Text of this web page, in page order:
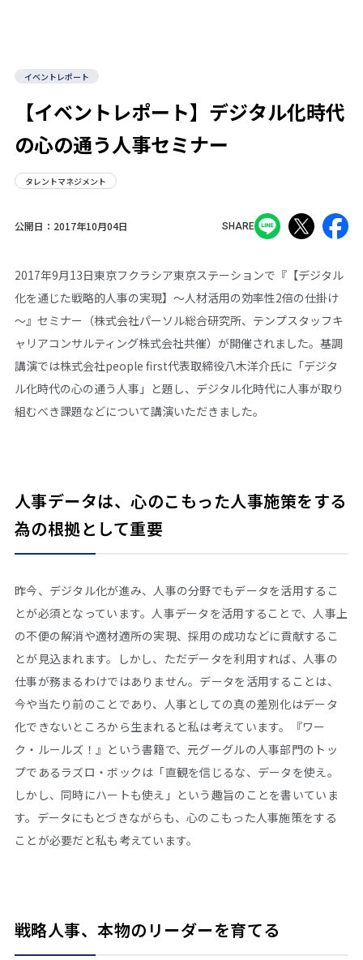
イベントレポート
【イベントレポート】デジタル化時代
の心の通う人事セミナー
タレントマネジメント
公開日： 2017年10月04日 SHARE
2017年9月13日東京フクラシア東京ステーションで『【デジタル
化を通じた戦略的人事の実現】～人材活用の効率性2倍の仕掛け
～』セミナー（株式会社パーソル総合研究所、テンプスタッフキ
ャリアコンサルティング株式会社共催）が開催されました。基調
講演では株式会社people first代表取締役八木洋介氏に「デジタ
ル化時代の心の通う人事」と題し、デジタル化時代に人事が取り
組むべき課題などについて講演いただきました。
人事データは、心のこもった人事施策をする
為の根拠として重要
昨今、デジタル化が進み、人事の分野でもデータを活用するこ
とが必須となっています。人事データを活用することで、人事上
の不便の解消や適材適所の実現、採用の成功などに貢献するこ
とが見込まれます。しかし、ただデータを利用すれば、人事の
仕事が務まるわけではありません。データを活用することは、
今や当たり前のことであり、人事としての真の差別化はデータ
化できないところから生まれると私は考えています。『ワー
ク・ルールズ！』という書籍で、元グーグルの人事部門のトッ
プであるラズロ・ボックは「直観を信じるな、データを使え。
しかし、同時にハートも使え」という趣旨のことを書いていま
す。データにもとづきながらも、心のこもった人事施策をする
ことが必要だと私も考えています。
戦略人事、本物のリーダーを育てる